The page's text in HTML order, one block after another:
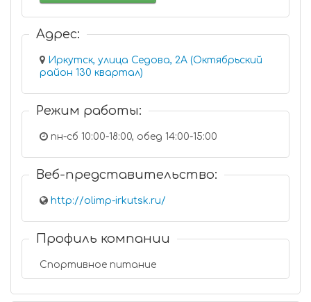
Адрес:
Иркутск, улица Седова, 2А (Октябрьский
район 130 квартал)
Режим работы:
пн-сб 10:00-18:00, обед 14:00-15:00
Веб-представительство:
http://olimp-irkutsk.ru/
Профиль компании
Спортивное питание